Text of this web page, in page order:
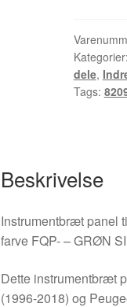
I
og
Peugeot
Partner
antal
Kategorier:
dele,
Tags:
Beskrivelse
Instrumentbræt panel
farve FQP- – GRØN
Dette instrumentbræt
(1996-2018) og